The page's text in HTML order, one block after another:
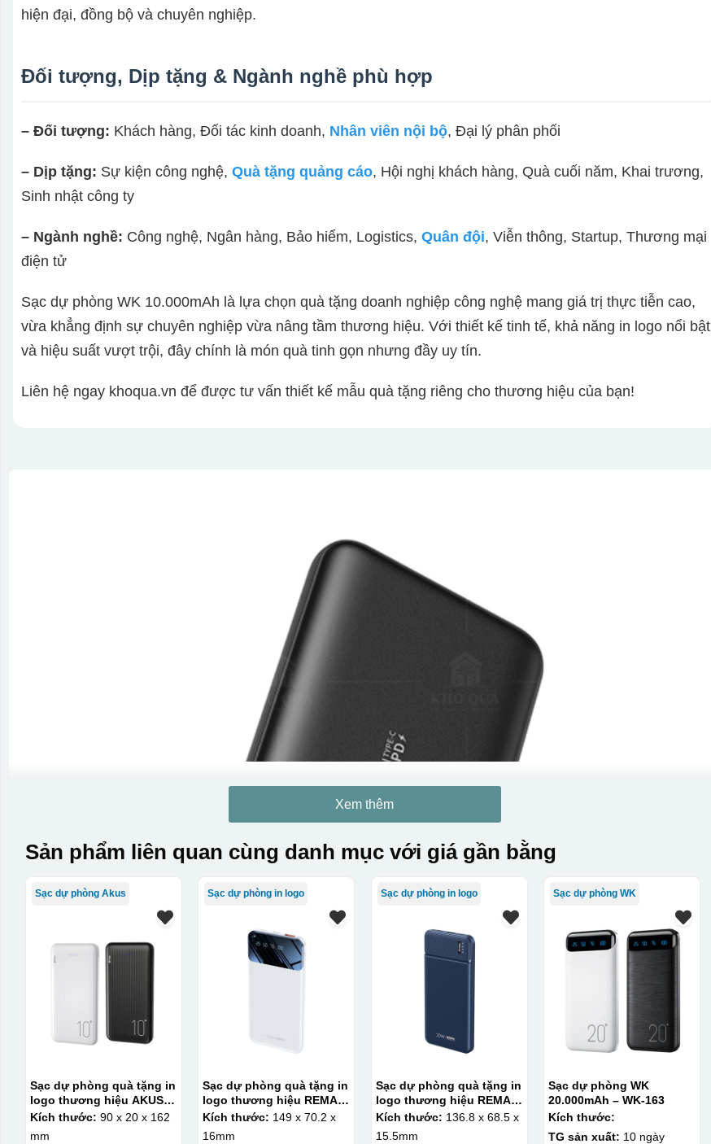
hiện đại, đồng bộ và chuyên nghiệp.
Đối tượng, Dịp tặng & Ngành nghề phù hợp
– Đối tượng: Khách hàng, Đối tác kinh doanh, Nhân viên nội bộ, Đại lý phân phối
– Dịp tặng: Sự kiện công nghệ, Quà tặng quảng cáo, Hội nghị khách hàng, Quà cuối năm, Khai trương,
Sinh nhật công ty
– Ngành nghề: Công nghệ, Ngân hàng, Bảo hiểm, Logistics, Quân đội, Viễn thông, Startup, Thương mại
điện tử
Sạc dự phòng WK 10.000mAh là lựa chọn quà tặng doanh nghiệp công nghệ mang giá trị thực tiễn cao,
vừa khẳng định sự chuyên nghiệp vừa nâng tầm thương hiệu. Với thiết kế tinh tế, khả năng in logo nổi bật
và hiệu suất vượt trội, đây chính là món quà tinh gọn nhưng đầy uy tín.
Liên hệ ngay khoqua.vn để được tư vấn thiết kế mẫu quà tặng riêng cho thương hiệu của bạn!
Xem thêm
Sản phẩm liên quan cùng danh mục với giá gần bằng
Sạc dự phòng Akus
Sạc dự phòng quà tặng in
logo thương hiệu AKUS
10.000mAh KQ-SDP04
Kích thước: 90 x 20 x 162
mm
Sạc dự phòng in logo
Sạc dự phòng quà tặng in
logo thương hiệu REMAX
10000mAh KQ-SDP16
Kích thước: 149 x 70.2 x
16mm
Sạc dự phòng in logo
Sạc dự phòng quà tặng in
logo thương hiệu REMAX
10000mAh KQ-SDP15
Kích thước: 136.8 x 68.5 x
15.5mm
Sạc dự phòng WK
Sạc dự phòng WK
20.000mAh – WK-163
Kích thước:
TG sản xuất: 10 ngày